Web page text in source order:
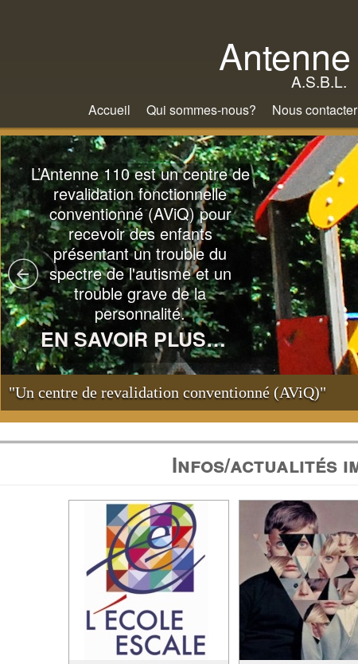
contenu
A.S.B.L.
Accueil Qui sommes-nous? Nous contacter
L’Antenne 110 est un centre de
revalidation fonctionnelle
conventionné (AViQ) pour
recevoir des enfants
présentant un trouble du
spectre de l'autisme et un
trouble grave de la
personnalité.
EN SAVOIR PLUS…
"Un centre de revalidation conventionné (AViQ)"
Infos/actualités